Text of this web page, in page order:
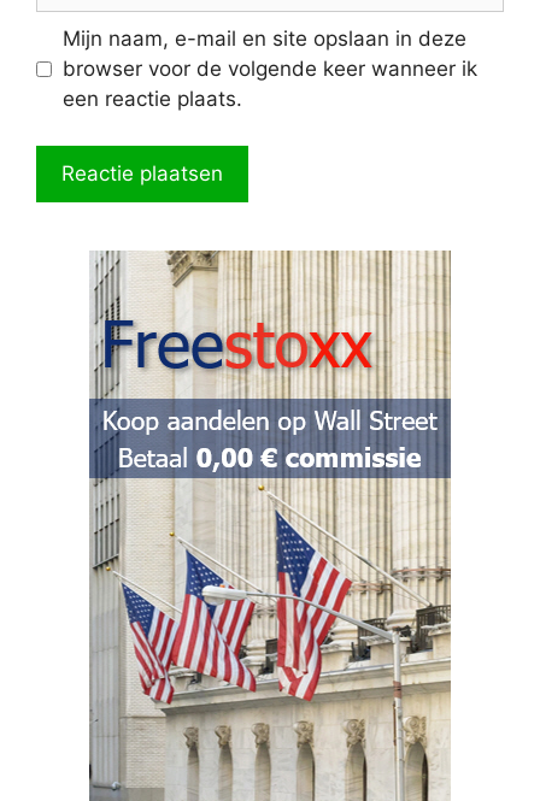
Mijn naam, e-mail en site opslaan in deze
browser voor de volgende keer wanneer ik
een reactie plaats.